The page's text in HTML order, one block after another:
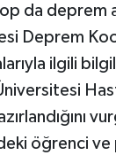
da deprem
Deprem
ilgili
öğrenci ve